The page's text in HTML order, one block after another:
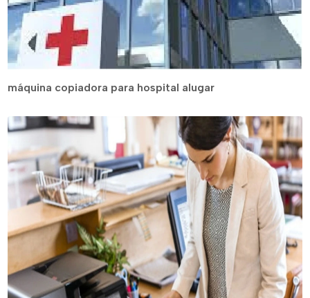
máquina copiadora para hospital alugar